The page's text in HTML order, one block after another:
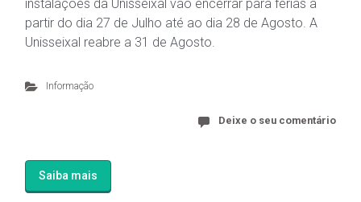
instalações da Unisseixal vão encerrar para férias a
partir do dia 27 de Julho até ao dia 28 de Agosto. A
Unisseixal reabre a 31 de Agosto.
Informação
Deixe o seu comentário
Saiba mais